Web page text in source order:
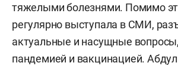
тяжелыми болезнями. Помимо
регулярно выступала в СМИ,
актуальные и насущные
пандемией и вакцинацией.